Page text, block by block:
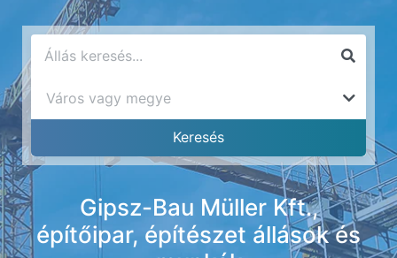
Gipsz-Bau Müller Kft.,
építőipar, építészet állások és